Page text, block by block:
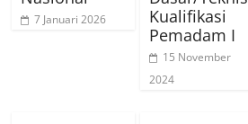
7 Januari 2026
Kualifikasi
Pemadam I
15 November
2024